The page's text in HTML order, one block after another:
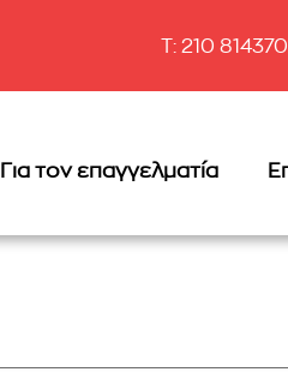
T: 210
Για τον επαγγελματία